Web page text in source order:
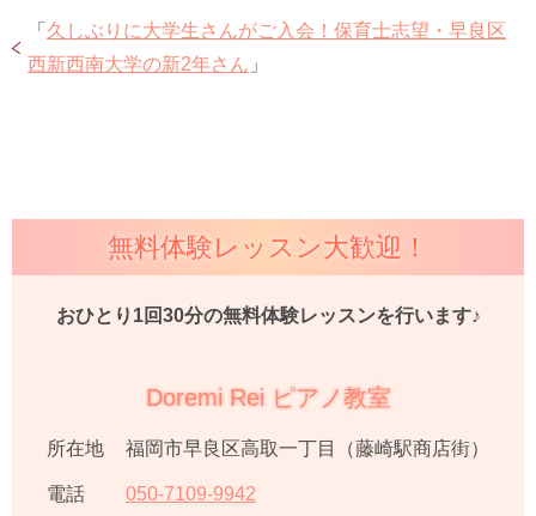
「 久しぶりに大学生さんがご入会！保育士志望・早良区
西新西南大学の新2年さん 」
無料体験レッスン大歓迎！
おひとり1回30分の無料体験レッスンを行います♪
Doremi Rei ピアノ教室
所在地 福岡市早良区高取一丁目（藤崎駅商店街）
電話 050-7109-9942